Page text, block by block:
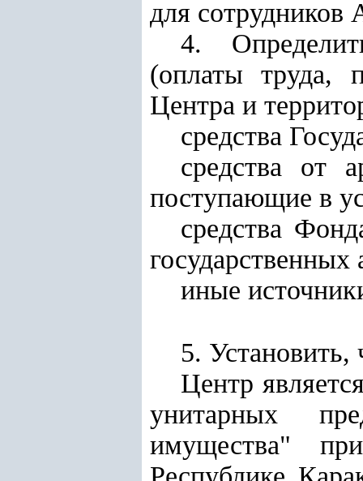
для сотрудников
4.
(оплаты труда,
Центра и
средства
средства от
поступающие в
средства
государственных
иные
5. Установить,
Центр
унитарных
имущества"